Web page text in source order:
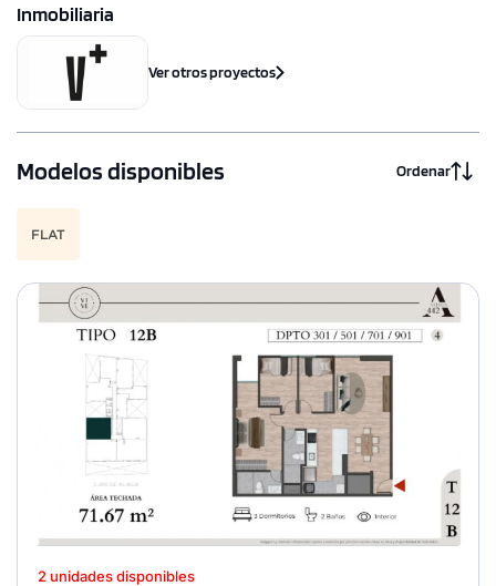
Inmobiliaria
Ver otros proyectos
Modelos disponibles Ordenar
FLAT
2 unidades disponibles